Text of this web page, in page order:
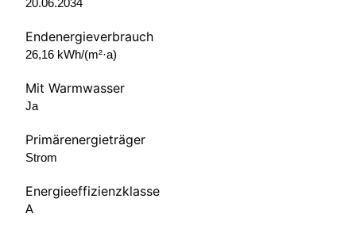
Endenergieverbrauch
26,16 kWh/(m²·a)
Mit Warmwasser
Ja
Primärenergieträger
Strom
Energieeffizienzklasse
A